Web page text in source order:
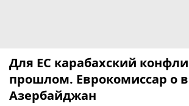
Для ЕС карабахский
прошлом. Еврокомиссар о
Азербайджан